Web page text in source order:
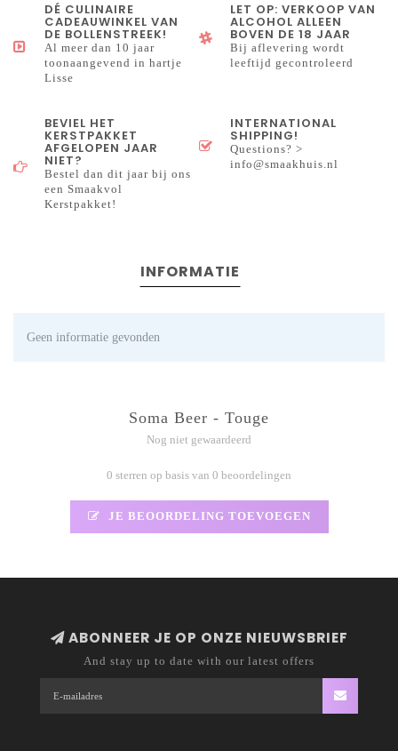
DÉ CULINAIRE
CADEAUWINKEL VAN
DE BOLLENSTREEK!
Al meer dan 10 jaar
toonaangevend in hartje
Lisse
LET OP: VERKOOP VAN
ALCOHOL ALLEEN
BOVEN DE 18 JAAR
Bij aflevering wordt
leeftijd gecontroleerd
BEVIEL HET
KERSTPAKKET
AFGELOPEN JAAR
NIET?
Bestel dan dit jaar bij ons
een Smaakvol
Kerstpakket!
INTERNATIONAL
SHIPPING!
Questions? >
info@smaakhuis.nl
INFORMATIE
Geen informatie gevonden
Soma Beer - Touge
Nog niet gewaardeerd
0 sterren op basis van 0 beoordelingen
JE BEOORDELING TOEVOEGEN
ABONNEER JE OP ONZE NIEUWSBRIEF
And stay up to date with our latest offers